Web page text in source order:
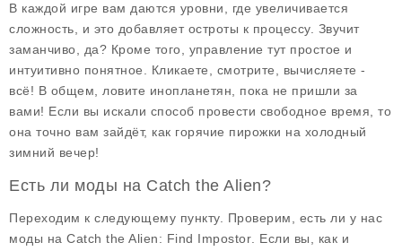
В каждой игре вам даются уровни, где увеличивается
сложность, и это добавляет остроты к процессу. Звучит
заманчиво, да? Кроме того, управление тут простое и
интуитивно понятное. Кликаете, смотрите, вычисляете -
всё! В общем, ловите инопланетян, пока не пришли за
вами! Если вы искали способ провести свободное время, то
она точно вам зайдёт, как горячие пирожки на холодный
зимний вечер!
Есть ли моды на Catch the Alien?
Переходим к следующему пункту. Проверим, есть ли у нас
моды на Catch the Alien: Find Impostor . Если вы, как и